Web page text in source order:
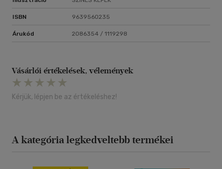
ISBN 9639560235
Árukód 2086354 / 1119298
Vásárlói értékelések, vélemények
Kérjük, lépjen be az értékeléshez!
A kategória legkedveltebb termékei